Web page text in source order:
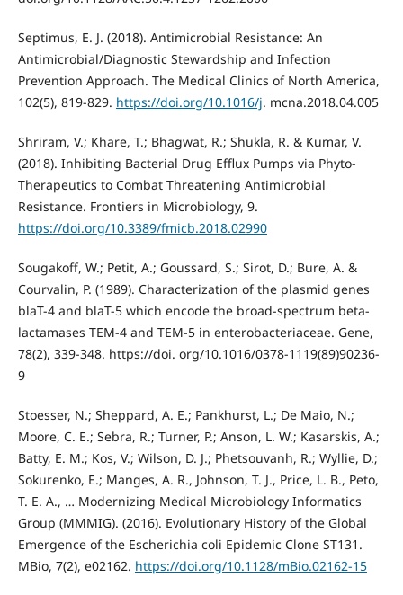
Septimus, E. J. (2018). Antimicrobial Resistance: An
Antimicrobial/Diagnostic Stewardship and Infection
Prevention Approach. The Medical Clinics of North America,
102(5), 819-829. https://doi.org/10.1016/j. mcna.2018.04.005
Shriram, V.; Khare, T.; Bhagwat, R.; Shukla, R. & Kumar, V.
(2018). Inhibiting Bacterial Drug Efflux Pumps via Phyto-
Therapeutics to Combat Threatening Antimicrobial
Resistance. Frontiers in Microbiology, 9.
https://doi.org/10.3389/fmicb.2018.02990
Sougakoff, W.; Petit, A.; Goussard, S.; Sirot, D.; Bure, A. &
Courvalin, P. (1989). Characterization of the plasmid genes
blaT-4 and blaT-5 which encode the broad-spectrum beta-
lactamases TEM-4 and TEM-5 in enterobacteriaceae. Gene,
78(2), 339-348. https://doi. org/10.1016/0378-1119(89)90236-
9
Stoesser, N.; Sheppard, A. E.; Pankhurst, L.; De Maio, N.;
Moore, C. E.; Sebra, R.; Turner, P.; Anson, L. W.; Kasarskis, A.;
Batty, E. M.; Kos, V.; Wilson, D. J.; Phetsouvanh, R.; Wyllie, D.;
Sokurenko, E.; Manges, A. R., Johnson, T. J., Price, L. B., Peto,
T. E. A., … Modernizing Medical Microbiology Informatics
Group (MMMIG). (2016). Evolutionary History of the Global
Emergence of the Escherichia coli Epidemic Clone ST131.
MBio, 7(2), e02162. https://doi.org/10.1128/mBio.02162-15